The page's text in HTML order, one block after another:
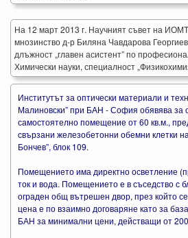
На 12 март 2013 г. Научният съвет на
мнозинство д-р Биляна Чавдарова
длъжност „главен асистент” по
Химически науки, специалност
Институтът за оптически материали и
Малиновски” при БАН - София обявява за
самостоятелно помещение от 60 кв.м.,
свързани железобетонни обемни клетки
Бончев”, блок 109.
Помещението има директно осветление
ток и вода. Помещението е в съседство с
ограден общ вътрешен двор, през който
цена е по взаимно договаряне като за
БАН за минимални цени, действащи от